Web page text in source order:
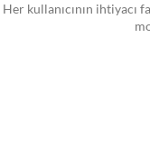
Her kullanıcının ihtiyacı